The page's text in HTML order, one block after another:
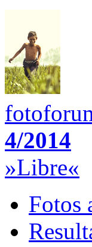
4/2014
»Libre«
Fotos